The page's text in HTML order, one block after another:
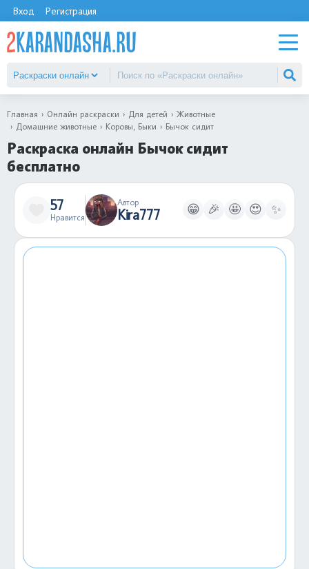
Вход Регистрация
Главная Онлайн раскраски Для детей
Животные
Домашние животные
Коровы, Быки Бычок сидит
Раскраска онлайн Бычок сидит
бесплатно
57
Нравится
Автор
Kira777 😁 🎉 🤩 😍 ✨